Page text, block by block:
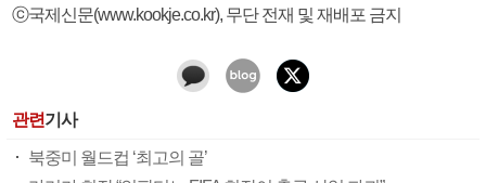
ⓒ국제신문(www.kookje.co.kr), 무단 전재 및 재배포 금지
관련기사
북중미 월드컵 ‘최고의 골’